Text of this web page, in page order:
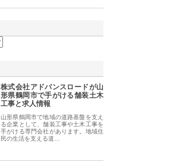
株式会社アドバンスロードが山
形県鶴岡市で手がける舗装土木
工事と求人情報
山形県鶴岡市で地域の道路基盤を支え
る企業として、舗装工事や土木工事を
手がける専門会社があります。地域住
民の生活を支える道…